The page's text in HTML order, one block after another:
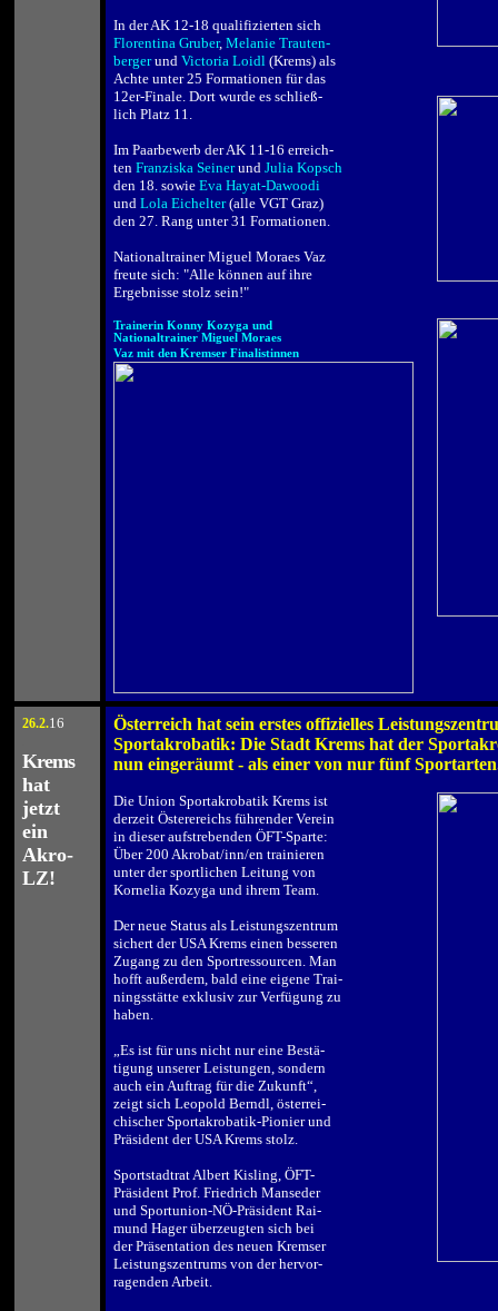
In der AK 12-18 qualifizierten sich
Florentina Gruber, Melanie Trauten-
bergerund Victoria Loidl (Krems) als
Achte unter 25 Formationen für das
12er-Finale. Dort wurde es schließ-
lich Platz 11.
Im Paarbewerb der AK 11-16 erreich-
ten Franziska Seinerund Julia Kopsch
den 18. sowie Eva Hayat-Dawoodi
und Lola Eichelter(alle VGT Graz)
den 27. Rang unter 31 Formationen.
Nationaltrainer Miguel Moraes Vaz
freute sich: "Alle können auf ihre
Ergebnisse stolz sein!"
Trainerin Konny Kozyga und
Nationaltrainer Miguel Moraes
Vaz mit den Kremser Finalistinnen
26.2.16
Krems
hat
jetzt
ein
Akro-
LZ!
Österreich hat sein erstes offizielles
Sportakrobatik: Die Stadt Krems hat der
nun eingeräumt - als einer von nur fünf
Die Union Sportakrobatik Krems ist
derzeit Österereichs führender Verein
in dieser aufstrebenden ÖFT-Sparte:
Über 200 Akrobat/inn/en trainieren
unter der sportlichen Leitung von
Kornelia Kozyga und ihrem Team.
Der neue Status als Leistungszentrum
sichert der USA Krems einen besseren
Zugang zu den Sportressourcen. Man
hofft außerdem, bald eine eigene Trai-
ningsstätte exklusiv zur Verfügung zu
haben.
„Es ist für uns nicht nur eine Bestä-
tigung unserer Leistungen, sondern
auch ein Auftrag für die Zukunft“,
zeigt sich Leopold Berndl, österrei-
chischer Sportakrobatik-Pionier und
Präsident der USA Krems stolz.
Sportstadtrat Albert Kisling, ÖFT-
Präsident Prof. Friedrich Manseder
und Sportunion-NÖ-Präsident Rai-
mund Hager überzeugten sich bei
der Präsentation des neuen Kremser
Leistungszentrums von der hervor-
ragenden Arbeit.